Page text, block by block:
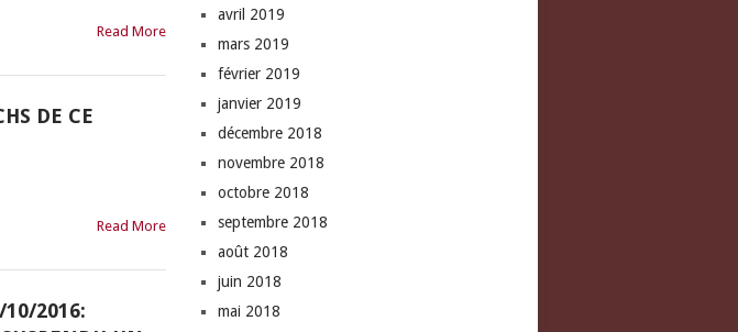
Read More
DE CE
Read More
10/2016:
avril 2019
mars 2019
février 2019
janvier 2019
décembre 2018
novembre 2018
octobre 2018
septembre 2018
août 2018
juin 2018
mai 2018